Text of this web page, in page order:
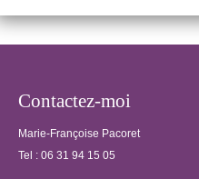
Contactez-moi
Marie-Françoise Pacoret
Tel : 06 31 94 15 05